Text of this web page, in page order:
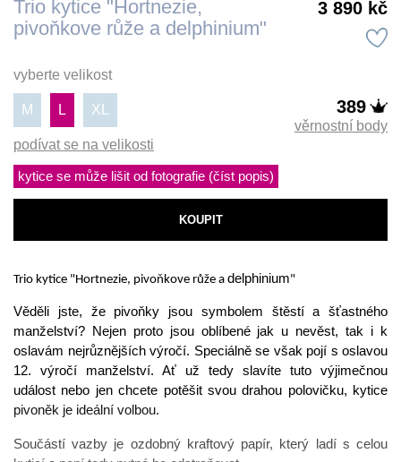
Trio kytice "Hortnezie,
pivoňkove růže a delphinium"
3 890 kč
vyberte velikost
M L XL
podívat se na velikosti
389
věrnostní body
kytice se může lišit od fotografie (číst popis)
KOUPIT
Trio kytice "Hortnezie, pivoňkove růže a delphinium"
Věděli jste, že pivoňky jsou symbolem štěstí a šťastného
manželství? Nejen proto jsou oblíbené jak u nevěst, tak i k
oslavám nejrůznějších výročí. Speciálně se však pojí s oslavou
12. výročí manželství. Ať už tedy slavíte tuto výjimečnou
událost nebo jen chcete potěšit svou drahou polovičku, kytice
pivoněk je ideální volbou.
Součástí vazby je ozdobný kraftový papír, který ladí s celou